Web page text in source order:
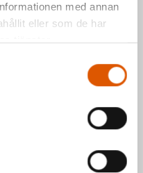
med annan
eller som de har
tjänster.
telefon 035-
eller telefon 035-